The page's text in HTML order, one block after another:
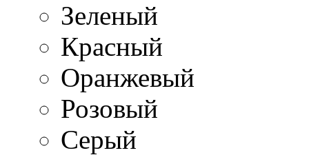
Зеленый
Красный
Оранжевый
Розовый
Серый